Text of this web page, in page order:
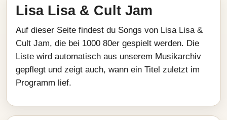
Lisa Lisa & Cult Jam
Auf dieser Seite findest du Songs von Lisa Lisa &
Cult Jam, die bei 1000 80er gespielt werden. Die
Liste wird automatisch aus unserem Musikarchiv
gepflegt und zeigt auch, wann ein Titel zuletzt im
Programm lief.